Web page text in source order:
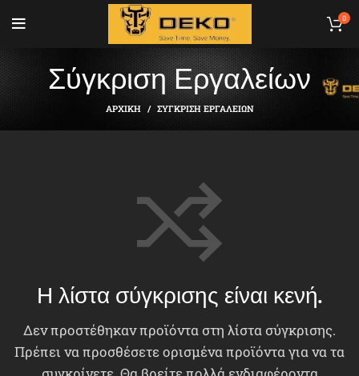
0
Σύγκριση Εργαλείων
ΑΡΧΙΚΉ ΣΎΓΚΡΙΣΗ ΕΡΓΑΛΕΊΩΝ
Η λίστα σύγκρισης είναι κενή.
Δεν προστέθηκαν προϊόντα στη λίστα σύγκρισης.
Πρέπει να προσθέσετε ορισμένα προϊόντα για να τα